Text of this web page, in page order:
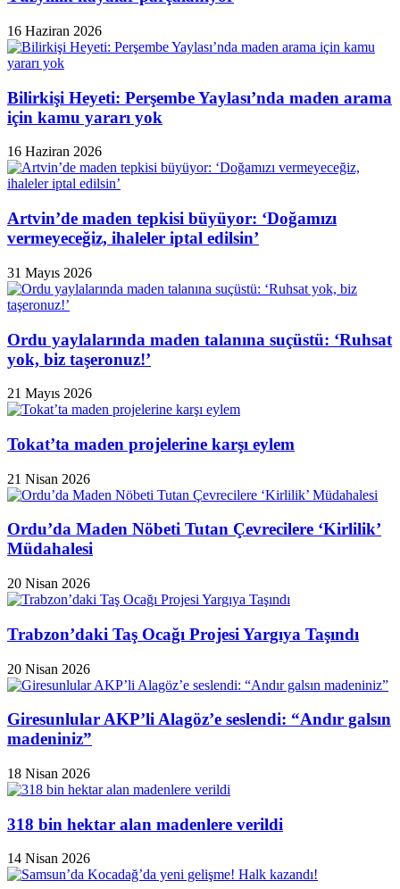
16 Haziran 2026
Bilirkişi Heyeti: Perşembe Yaylası’nda maden arama
için kamu yararı yok
16 Haziran 2026
Artvin’de maden tepkisi büyüyor: ‘Doğamızı
vermeyeceğiz, ihaleler iptal edilsin’
31 Mayıs 2026
Ordu yaylalarında maden talanına suçüstü: ‘Ruhsat
yok, biz taşeronuz!’
21 Mayıs 2026
Tokat’ta maden projelerine karşı eylem
21 Nisan 2026
Ordu’da Maden Nöbeti Tutan Çevrecilere ‘Kirlilik’
Müdahalesi
20 Nisan 2026
Trabzon’daki Taş Ocağı Projesi Yargıya Taşındı
20 Nisan 2026
Giresunlular AKP’li Alagöz’e seslendi: “Andır galsın
madeniniz”
18 Nisan 2026
318 bin hektar alan madenlere verildi
14 Nisan 2026